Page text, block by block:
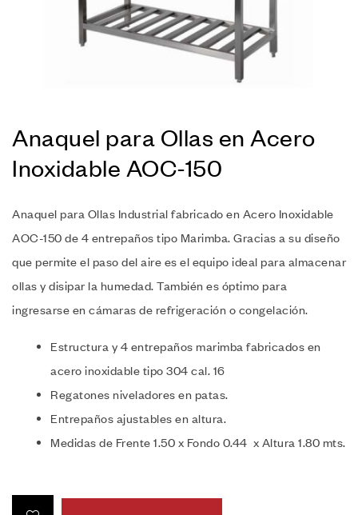
Anaquel para Ollas en Acero
Inoxidable AOC-150
Anaquel para Ollas Industrial fabricado en Acero Inoxidable
AOC-150 de 4 entrepaños tipo Marimba. Gracias a su diseño
que permite el paso del aire es el equipo ideal para almacenar
ollas y disipar la humedad. También es óptimo para
ingresarse en cámaras de refrigeración o congelación.
Estructura y 4 entrepaños marimba fabricados en
acero inoxidable tipo 304 cal. 16
Regatones niveladores en patas.
Entrepaños ajustables en altura.
Medidas de Frente 1.50 x Fondo 0.44 x Altura 1.80 mts.